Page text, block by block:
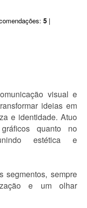
5 |
visual e
ideias em
e identidade. Atuo
quanto no
estética e
segmentos, sempre
e um olhar